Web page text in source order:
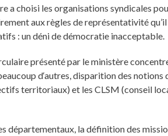
a choisi les organisations syndicales
aux règles de représentativité
: un déni de démocratie inacceptable.
présenté par le ministère
d‘autres, disparition des
territoriaux) et les CLSM (conseil
départementaux, la définition des